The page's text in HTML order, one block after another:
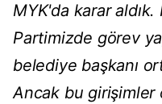
MYK'da karar
Partimizde görev
belediye başkanı
Ancak bu girişimler